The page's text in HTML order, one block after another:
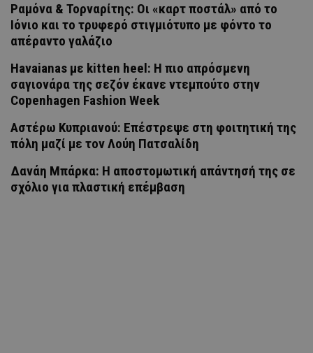
Ραμόνα & Τορναρίτης: Οι «καρτ ποστάλ» από το
Ιόνιο και το τρυφερό στιγμιότυπο με φόντο το
απέραντο γαλάζιο
Havaianas με kitten heel: Η πιο απρόσμενη
σαγιονάρα της σεζόν έκανε ντεμπούτο στην
Copenhagen Fashion Week
Αστέρω Κυπριανού: Επέστρεψε στη φοιτητική της
πόλη μαζί με τον Λούη Πατσαλίδη
Δανάη Μπάρκα: Η αποστομωτική απάντησή της σε
σχόλιο για πλαστική επέμβαση